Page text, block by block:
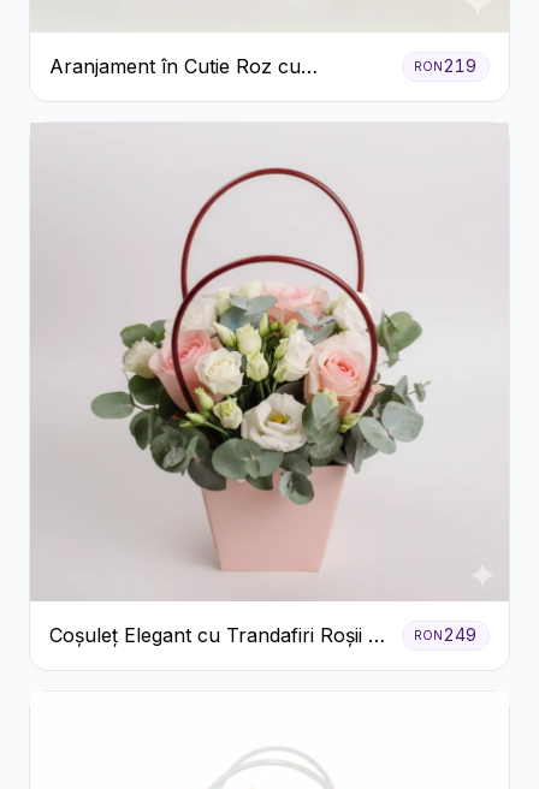
Aranjament în Cutie Roz cu
Crizanteme Albe și Lila
RON219
Coșuleț Elegant cu Trandafiri Roșii și
Lisianthus Alb
RON249